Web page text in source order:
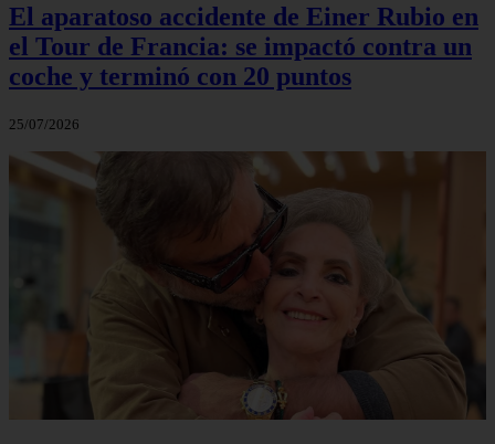
El aparatoso accidente de Einer Rubio en
el Tour de Francia: se impactó contra un
coche y terminó con 20 puntos
25/07/2026